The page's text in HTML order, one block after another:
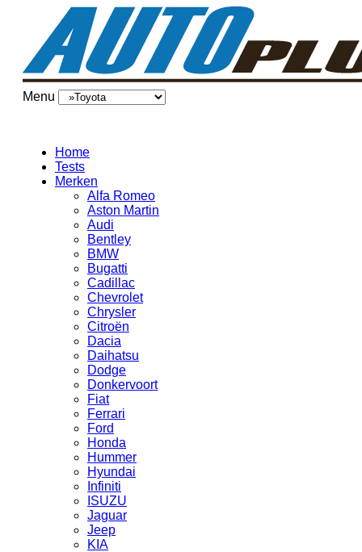
Menu
Home
Tests
Merken
Alfa Romeo
Aston Martin
Audi
Bentley
BMW
Bugatti
Cadillac
Chevrolet
Chrysler
Citroën
Dacia
Daihatsu
Dodge
Donkervoort
Fiat
Ferrari
Ford
Honda
Hummer
Hyundai
Infiniti
ISUZU
Jaguar
Jeep
KIA